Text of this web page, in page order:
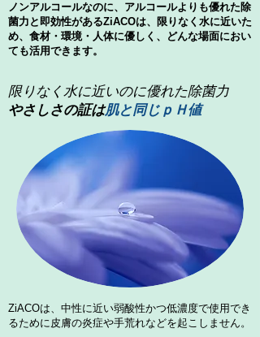
ノンアルコールなのに、アルコールよりも優れた除
菌力と即効性があるZiACOは、限りなく水に近いた
め、食材・環境・人体に優しく、どんな場面におい
ても活用できます。
限りなく水に近いのに優れた除菌力
やさしさの証は肌と同じｐＨ値
ZiACOは、中性に近い弱酸性かつ低濃度で使用でき
るために皮膚の炎症や手荒れなどを起こしません。